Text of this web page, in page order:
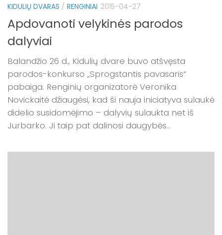
KIDULIŲ DVARAS / RENGINIAI 2015-04-27
Apdovanoti velykinės parodos
dalyviai
Balandžio 26 d., Kidulių dvare buvo atšvęsta
parodos-konkurso „Sprogstantis pavasaris“
pabaiga. Renginių organizatorė Veronika
Novickaitė džiaugėsi, kad ši nauja iniciatyva sulaukė
didelio susidomėjimo – dalyvių sulaukta net iš
Jurbarko. Ji taip pat dalinosi daugybės...